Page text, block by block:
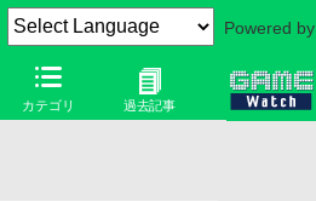
Powered by
カテゴリ 過去記事